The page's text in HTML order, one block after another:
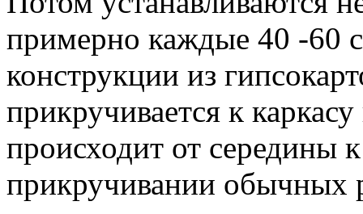
примерно каждые 40 -60
конструкции из
прикручивается к
происходит от середины
прикручивании обычных